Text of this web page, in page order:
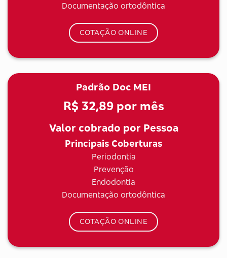
Documentação ortodôntica
COTAÇÃO ONLINE
Padrão Doc MEI
R$ 32,89por mês
Valor cobrado por Pessoa
Principais Coberturas
Periodontia
Prevenção
Endodontia
Documentação ortodôntica
COTAÇÃO ONLINE